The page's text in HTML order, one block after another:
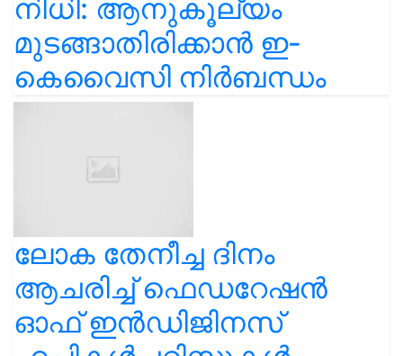
നിധി: ആനുകൂല്യം
മുടങ്ങാതിരിക്കാൻ ഇ-
കെവൈസി നിർബന്ധം
ലോക തേനീച്ച ദിനം
ആചരിച്ച് ഫെഡറേഷൻ
ഓഫ് ഇൻഡിജിനസ്